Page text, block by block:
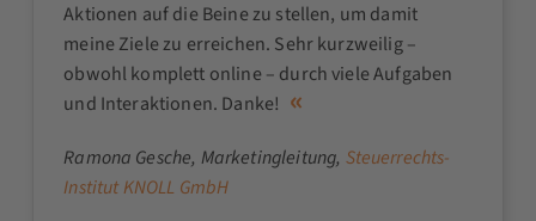
Aktionen auf die Beine zu stellen, um damit
meine Ziele zu erreichen. Sehr kurzweilig –
obwohl komplett online – durch viele Aufgaben
und Interaktionen. Danke!
Ramona Gesche, Marketingleitung, Steuerrechts-
Institut KNOLL GmbH